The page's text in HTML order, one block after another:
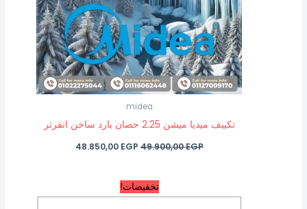
midea
تكييف ميديا ميشن 2.25 حصان بارد ساخن انفرتر
49.900,00EGP
48.850,00 EGP
تخفيضات!
السعر
الأصلي
الحالي